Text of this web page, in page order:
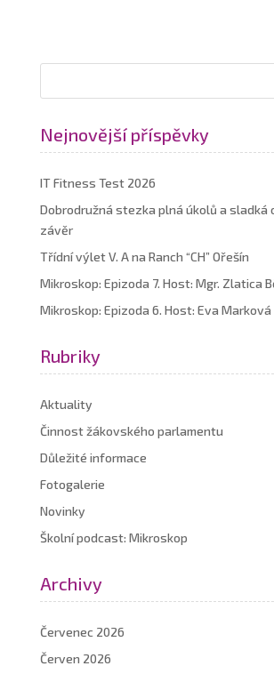
Nejnovější příspěvky
IT Fitness Test 2026
Dobrodružná stezka plná úkolů a sladká
závěr
Třídní výlet V. A na Ranch “CH” Ořešín
Mikroskop: Epizoda 7. Host: Mgr. Zlatica
Mikroskop: Epizoda 6. Host: Eva Marková
Rubriky
Aktuality
Činnost žákovského parlamentu
Důležité informace
Fotogalerie
Novinky
Školní podcast: Mikroskop
Archivy
Červenec 2026
Červen 2026